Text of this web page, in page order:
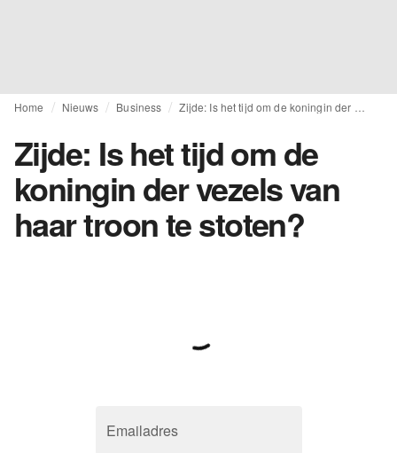
Home Nieuws Business
Zijde: Is het tijd om de
koningin der vezels van
haar troon te stoten?
Emailadres